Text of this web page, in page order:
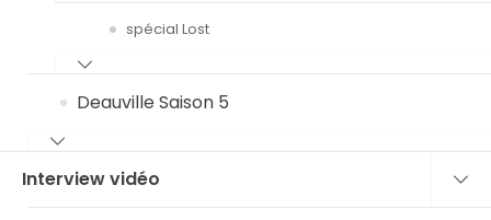
spécial Lost
Deauville Saison 5
Interview vidéo